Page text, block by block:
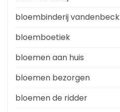
bloembinderij vandenbeck
bloemboetiek
bloemen aan huis
bloemen bezorgen
bloemen de ridder